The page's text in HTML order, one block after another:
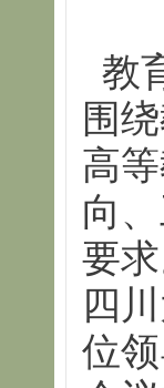
教
围
高
向
要求
四
位